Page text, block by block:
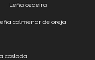
Leña cedeira
colmenar de oreja
coslada